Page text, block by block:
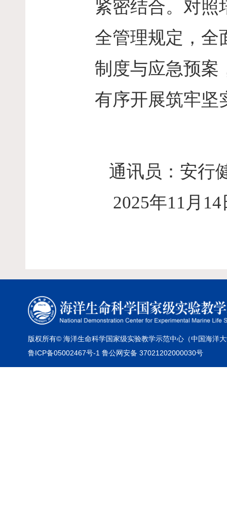
紧密结合。对照
全管理规定，全
制度与应急预案
有序开展筑牢坚
通讯员：安
2025年11月14
版权所有© 海洋生命科学国家级实验教学示范中心（中国海洋
鲁ICP备05002467号-1 鲁公网安备 37021202000030号